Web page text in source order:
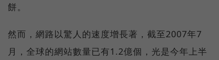
餅。
然而，網路以驚人的速度增長著，截至2007年7
月，全球的網站數量已有1.2億個，光是今年上半